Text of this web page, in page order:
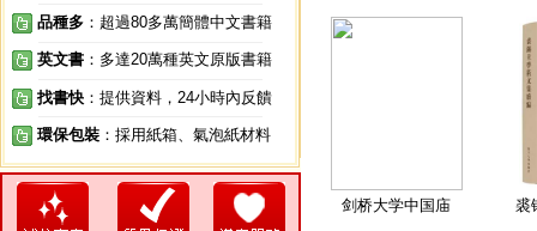
品種多 ：超過80多萬簡體中文書籍
英文書 ：多達20萬種英文原版書籍
找書快 ：提供資料，24小時內反饋
環保包裝 ：採用紙箱、氣泡紙材料
剑桥大学中国庙 裘